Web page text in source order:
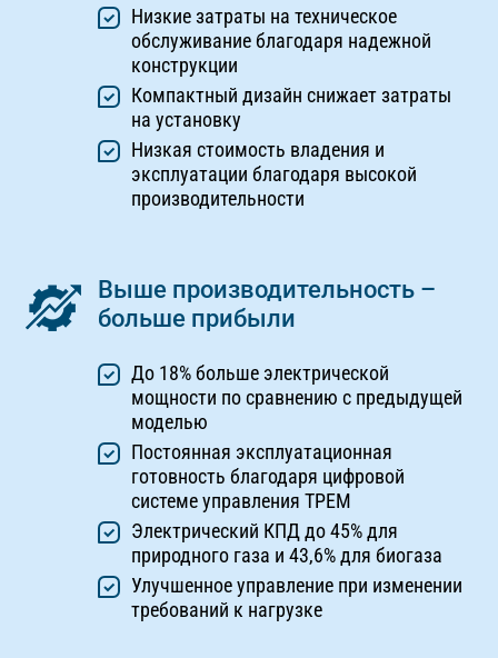
Низкие затраты на техническое
обслуживание благодаря надежной
конструкции
Компактный дизайн снижает затраты
на установку
Низкая стоимость владения и
эксплуатации благодаря высокой
производительности
Выше производительность –
больше прибыли
До 18% больше электрической
мощности по сравнению с предыдущей
моделью
Постоянная эксплуатационная
готовность благодаря цифровой
системе управления TPEM
Электрический КПД до 45% для
природного газа и 43,6% для биогаза
Улучшенное управление при изменении
требований к нагрузке